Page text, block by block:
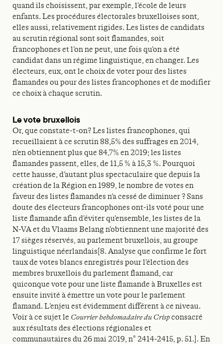
quand ils choisissent, par exemple, l’école de leurs
enfants. Les procédures électorales bruxelloises sont,
elles aussi, relativement rigides. Les listes de candidats
au scrutin régional sont soit flamandes, soit
francophones et l’on ne peut, une fois qu’on a été
candidat dans un régime linguistique, en changer. Les
électeurs, eux, ont le choix de voter pour des listes
flamandes ou pour des listes francophones et de modifier
ce choix à chaque scrutin.
Le vote bruxellois
Or, que constate-t-on? Les listes francophones, qui
recueillaient à ce scrutin 88,5% des suffrages en 2014,
n’en obtiennent plus que 84,7% en 2019; les listes
flamandes passent, elles, de 11,5 % à 15,3 %. Pourquoi
cette hausse, d’autant plus spectaculaire que depuis la
création de la Région en 1989, le nombre de votes en
faveur des listes flamandes n’a cessé de diminuer ? Sans
doute des électeurs francophones ont-ils voté pour une
liste flamande afin d’éviter qu’ensemble, les listes de la
N-VA et du Vlaams Belang n’obtiennent une majorité des
17 sièges réservés, au parlement bruxellois, au groupe
linguistique néerlandais[8. Analyse que confirme le fort
taux de votes blancs enregistrés pour l’élection des
membres bruxellois du parlement flamand, car
quiconque vote pour une liste flamande à Bruxelles est
ensuite invité à émettre un vote pour le parlement
flamand. L’enjeu est évidemment différent à ce niveau.
Voir à ce sujet le Courrier hebdomadaire du Crispconsacré
aux résultats des élections régionales et
communautaires du 26 mai 2019, n° 2414-2415, p. 51.]. En